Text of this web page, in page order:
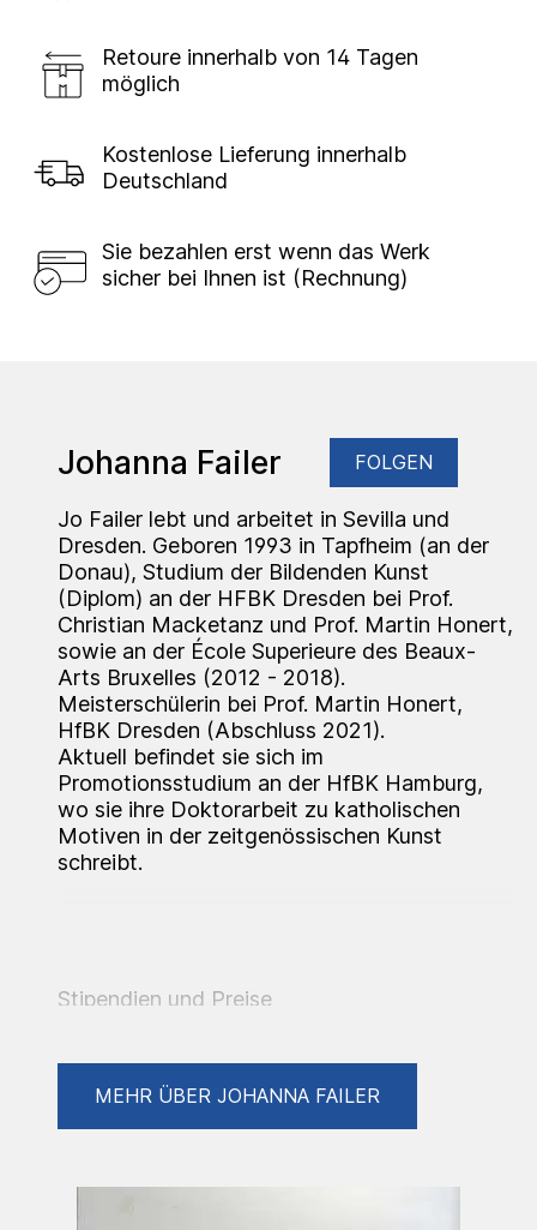
Retoure innerhalb von 14 Tagen
möglich
Kostenlose Lieferung innerhalb
Deutschland
Sie bezahlen erst wenn das Werk
sicher bei Ihnen ist (Rechnung)
Johanna Failer FOLGEN
Jo Failer lebt und arbeitet in Sevilla und
Dresden. Geboren 1993 in Tapfheim (an der
Donau), Studium der Bildenden Kunst
(Diplom) an der HFBK Dresden bei Prof.
Christian Macketanz und Prof. Martin Honert,
sowie an der École Superieure des Beaux-
Arts Bruxelles (2012 - 2018).
Meisterschülerin bei Prof. Martin Honert,
HfBK Dresden (Abschluss 2021).
Aktuell befindet sie sich im
Promotionsstudium an der HfBK Hamburg,
wo sie ihre Doktorarbeit zu katholischen
Motiven in der zeitgenössischen Kunst
schreibt.
Stipendien und Preise
2026 (zugesagt) Residenzstipendium in der
MEHR ÜBER JOHANNA FAILER